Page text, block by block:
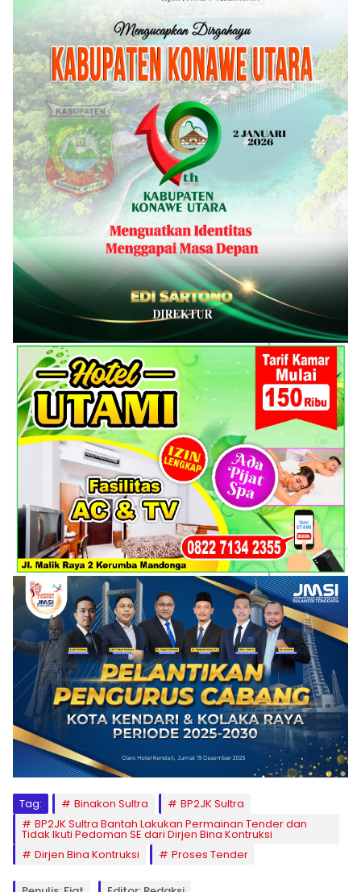
Tag: Binakon Sultra
BP2JK Sultra
BP2JK Sultra Bantah Lakukan Permainan Tender dan
Tidak Ikuti Pedoman SE dari Dirjen Bina Kontruksi
Dirjen Bina Kontruksi
Proses Tender